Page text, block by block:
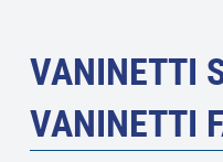
VANINETTI
VANINETTI